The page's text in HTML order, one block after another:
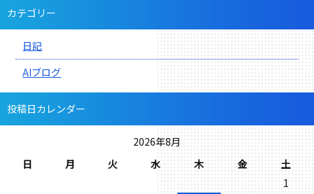
カテゴリー
日記
AIブログ
投稿日カレンダー
2026年8月
日
月 火 水 木 金 土
1